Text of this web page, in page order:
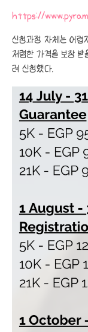
https://
신청과정 자체는 어렵
저렴한 가격을 보장
려 신청했다.